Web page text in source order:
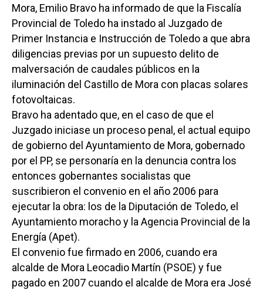
Mora, Emilio Bravo ha informado de que la Fiscalía
Provincial de Toledo ha instado al Juzgado de
Primer Instancia e Instrucción de Toledo a que abra
diligencias previas por un supuesto delito de
malversación de caudales públicos en la
iluminación del Castillo de Mora con placas solares
fotovoltaicas.
Bravo ha adentado que, en el caso de que el
Juzgado iniciase un proceso penal, el actual equipo
de gobierno del Ayuntamiento de Mora, gobernado
por el PP, se personaría en la denuncia contra los
entonces gobernantes socialistas que
suscribieron el convenio en el año 2006 para
ejecutar la obra: los de la Diputación de Toledo, el
Ayuntamiento moracho y la Agencia Provincial de la
Energía (Apet).
El convenio fue firmado en 2006, cuando era
alcalde de Mora Leocadio Martín (PSOE) y fue
pagado en 2007 cuando el alcalde de Mora era José